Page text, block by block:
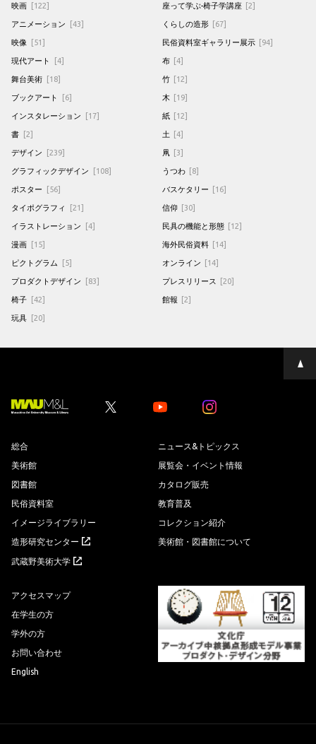
映画 [122]
アニメーション [43]
映像 [51]
現代アート [4]
舞台美術 [18]
ブックアート [6]
インスタレーション [17]
書 [2]
デザイン [239]
グラフィックデザイン [108]
ポスター [56]
タイポグラフィ [21]
イラストレーション [4]
漫画 [15]
ピクトグラム [5]
プロダクトデザイン [83]
椅子 [42]
玩具 [20]
座って学ぶ-椅子学講座 [2]
くらしの造形 [67]
民俗資料室ギャラリー展示 [94]
布 [4]
竹 [12]
木 [19]
紙 [12]
土 [4]
凧 [3]
うつわ [8]
バスケタリー [16]
信仰 [30]
民具の機能と形態 [12]
海外民俗資料 [14]
オンライン [14]
プレスリリース [20]
館報 [2]
ペ
ー
Youtube Youtube
総合
美術館
図書館
民俗資料室
イメージライブラリー
造形研究センター
武蔵野美術大学
ニュース&トピックス
展覧会・イベント情報
カタログ販売
教育普及
コレクション紹介
美術館・図書館について
アクセスマップ
在学生の方
学外の方
お問い合わせ
English